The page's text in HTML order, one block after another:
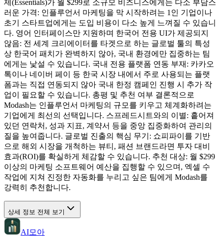
제(Essentials)가 월 $299로 소규모 비즈니스에게는 다소 부담스
러운 가격: 인플루언서 마케팅을 막 시작하려는 1인 기업이나
초기 스타트업에게는 도입 비용이 다소 높게 느껴질 수 있습니
다. 영어 인터페이스만 지원하며 한국어 전용 UI가 제공되지
않음: 전 세계 크리에이터를 타겟으로 하는 글로벌 툴의 특성
상 한국어 패치가 완벽하지 않아, 국내 환경에만 집중하는 팀
에게는 낯설 수 있습니다. 국내 전용 플랫폼 연동 부재: 카카오
톡이나 네이버 페이 등 한국 시장 내에서 주로 사용되는 플랫
폼과는 직접 연동되지 않아 국내 한정 캠페인 진행 시 추가 작
업이 필요할 수 있습니다. 총평 및 추천 여부 결론적으로
Modash는 인플루언서 마케팅의 규모를 키우고 체계화하려는
기업에게 최선의 선택입니다. 스프레드시트와의 이별: 흩어져
있던 연락처, 성과 지표, 계약서 등을 중앙 집중화하여 관리의
질을 높여줍니다. 글로벌 진출의 핵심 무기: 쇼피파이를 기반
으로 해외 시장을 개척하는 뷰티, 패션 브랜드라면 투자 대비
효과(ROI)를 확실하게 체감할 수 있습니다. 추천 대상: 월 $299
이상의 마케팅 소프트웨어 예산을 집행할 수 있으며, 엑셀 수
작업에 지쳐 진정한 자동화를 누리고 싶은 팀에게 Modash를
강력히 추천합니다.
상세 정보 전체 보기
AI모아